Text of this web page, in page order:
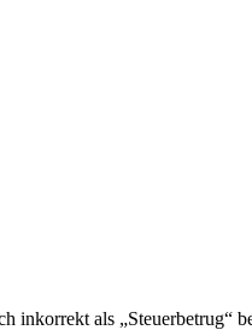
inkorrekt als „Steuerbetrug“